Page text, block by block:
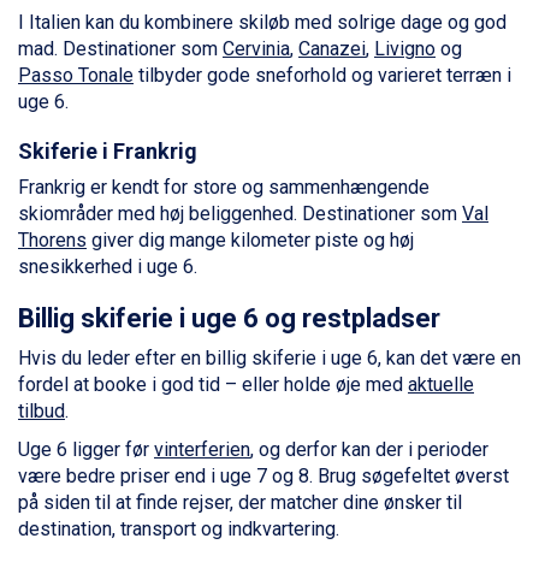
Ischgl fra DKK 7.095
Fieberbrunn fra DKK 6.145
St. Anton fra DKK 7.245
Zell am See fra DKK 4.095
Canazei fra DKK 4.745
Ponte di Legno fra DKK 4.745
Bad Gastein fra DKK 4.195
Sauze dOulx fra DKK 4.045
Alleghe fra DKK 5.595
La Thuile fra DKK 4.595
Val Thorens fra DKK 5.395
Cervinia fra DKK 5.295
Bad Hofgastein fra DKK 5.495
Passo Tonale fra DKK 3.795
Saalbach fra DKK 5.945
Sölden fra DKK 8.445
Champoluc fra DKK 3.795
Sestriere fra DKK 4.395
I Italien kan du kombinere skiløb med solrige dage og god
mad. Destinationer som Cervinia, Canazei, Livigno og
Passo Tonale tilbyder gode sneforhold og varieret terræn i
uge 6.
Skiferie i Frankrig
Frankrig er kendt for store og sammenhængende
skiområder med høj beliggenhed. Destinationer som Val
Thorens giver dig mange kilometer piste og høj
snesikkerhed i uge 6.
Billig skiferie i uge 6 og restpladser
Hvis du leder efter en billig skiferie i uge 6, kan det være en
fordel at booke i god tid – eller holde øje med aktuelle
tilbud.
Uge 6 ligger før vinterferien, og derfor kan der i perioder
være bedre priser end i uge 7 og 8. Brug søgefeltet øverst
på siden til at finde rejser, der matcher dine ønsker til
destination, transport og indkvartering.